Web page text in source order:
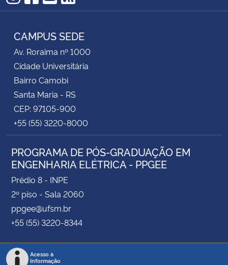
Instagram
Facebook
YouTube
RSS
CAMPUS SEDE
Av. Roraima nº 1000
Cidade Universitária
Bairro Camobi
Santa Maria - RS
CEP: 97105-900
+55 (55) 3220-8000
PROGRAMA DE PÓS-GRADUAÇÃO EM
ENGENHARIA ELÉTRICA - PPGEE
Prédio 8 - INPE
2º piso - Sala 2060
ppgee@ufsm.br
+55 (55) 3220-8344
Acesso à
Informação